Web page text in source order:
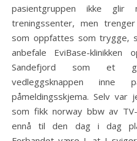
pasientgruppen ikke
treningssenter, men
som oppfattes som trygge,
anbefale EviBase-
Sandefjord som et
vedleggsknappen inne
påmeldingsskjema. Selv var
som fikk norway bbw av
ennå til den dag i dag